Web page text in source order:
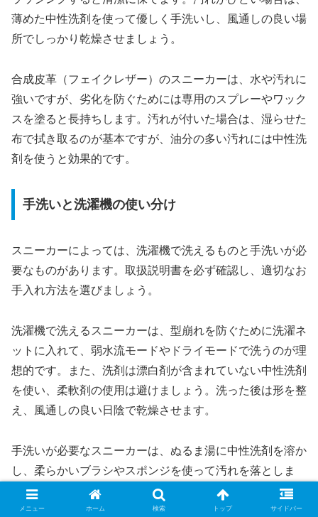
薄めた中性洗剤を使って優しく手洗いし、風通しの良い場
所でしっかり乾燥させましょう。
合成皮革（フェイクレザー）のスニーカーは、水や汚れに
強いですが、劣化を防ぐためには専用のスプレーやワック
スを塗ると長持ちします。汚れが付いた場合は、湿らせた
布で拭き取るのが基本ですが、油分の多い汚れには中性洗
剤を使うと効果的です。
手洗いと洗濯機の使い分け
スニーカーによっては、洗濯機で洗えるものと手洗いが必
要なものがあります。取扱説明書を必ず確認し、適切なお
手入れ方法を選びましょう。
洗濯機で洗えるスニーカーは、型崩れを防ぐために洗濯ネ
ットに入れて、弱水流モードやドライモードで洗うのが理
想的です。また、洗剤は漂白剤が含まれていない中性洗剤
を使い、柔軟剤の使用は避けましょう。洗った後は形を整
え、風通しの良い日陰で乾燥させます。
手洗いが必要なスニーカーは、ぬるま湯に中性洗剤を溶か
し、柔らかいブラシやスポンジを使って汚れを落としま
す。強くこすりすぎると素材が傷んでしまうため、優しく
丁寧に洗うことが大切です。すすぎはしっかり行い、洗剤
メニュー ホーム 検索 トップ サイドバー